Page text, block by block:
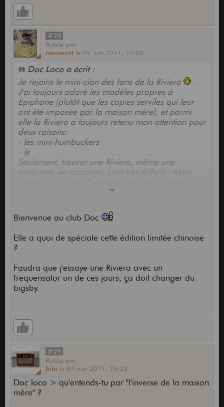
C'est bien simple, je pense m'en prendre encore
une ou deux
Je vais peut-être choquer...mais il s'agit de ma
meilleure gratte à ce jour
. Elles ne font pas du
tout leur prix ces grattes.
#28
Publié par
neozecat le 09 Juin 2011, 23:06
Doc Loco a écrit :
Je rejoins le mini-clan des fans de la Riviera
.
J'ai toujours adoré les modèles propres à
Epiphone (plutôt que les copies serviles qui leur
ont été imposée par la maison mère), et parmi
elle la Riviera a toujours retenu mon attention pour
deux raisons:
- les mini-humbuckers
- le
Seulement, trouver une Riviera, même une
coréenne, en occasion, c'est très difficile. Alors,
son catalogue la Riviera made in china "limited
j'ai foncé à l'aveugle. "A l'aveugle" parce que c'est
quasi impossible d'avoir des renseignements sur
ce modèle sur le net, et pourtant j'ai fouillé: deux
trois avis sur des forums US mais à part ça ...
Bienvenue au club Doc
Elle a quoi de spéciale cette édition limitée chinoise
?
Faudra que j'essaye une Riviera avec un
frequensator un de ces jours, ça doit changer du
bigsby.
#29
Publié par
bibi le 09 Juin 2011, 23:23
Doc loco > qu'entends-tu par "l'inverse de la maison
mère" ?